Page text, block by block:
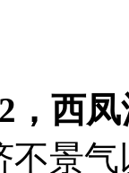
，西
不景